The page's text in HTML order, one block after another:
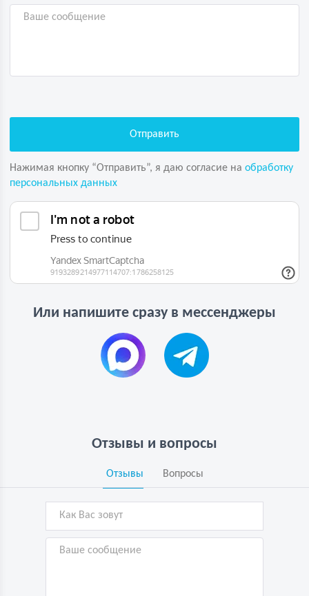
Нажимая кнопку “Отправить”, я даю согласие на обработку
персональных данных
Или напишите сразу в мессенджеры
Отзывы и вопросы
Отзывы Вопросы